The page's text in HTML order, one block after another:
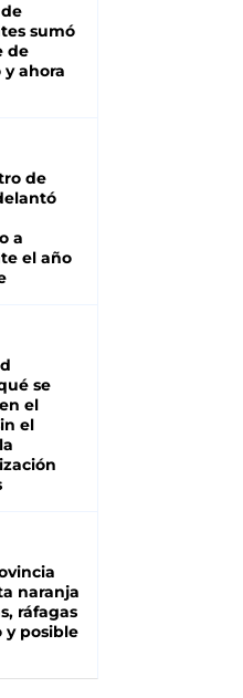
sumó
de
y ahora
de
a
el año
se
el
el
naranja
ráfagas
y posible